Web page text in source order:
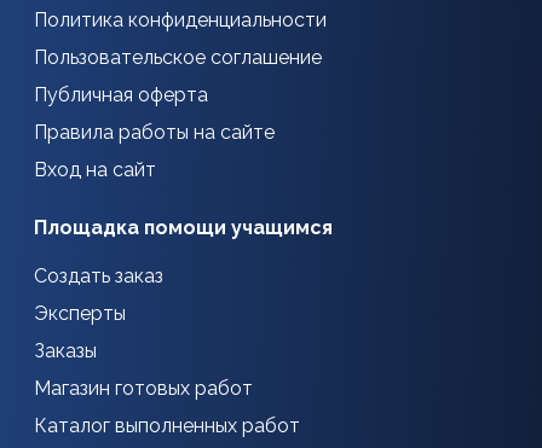
Политика конфиденциальности
Пользовательское соглашение
Публичная оферта
Правила работы на сайте
Вход на сайт
Площадка помощи учащимся
Создать заказ
Эксперты
Заказы
Магазин готовых работ
Каталог выполненных работ